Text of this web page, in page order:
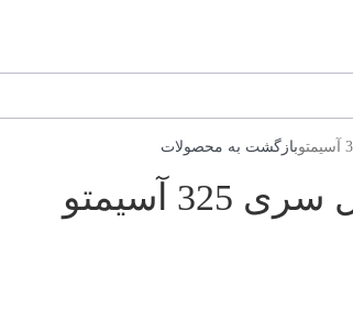
بازگشت به محصولات
آسیمتو